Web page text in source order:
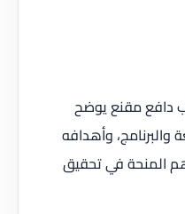
دافع مقنع يوضح
والبرنامج، وأهدافه
المنحة في تحقيق